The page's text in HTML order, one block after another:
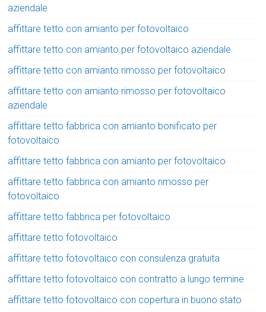
aziendale
affittare tetto con amianto per fotovoltaico
affittare tetto con amianto per fotovoltaico aziendale
affittare tetto con amianto rimosso per fotovoltaico
affittare tetto con amianto rimosso per fotovoltaico
aziendale
affittare tetto fabbrica con amianto bonificato per
fotovoltaico
affittare tetto fabbrica con amianto per fotovoltaico
affittare tetto fabbrica con amianto rimosso per
fotovoltaico
affittare tetto fabbrica per fotovoltaico
affittare tetto fotovoltaico
affittare tetto fotovoltaico con consulenza gratuita
affittare tetto fotovoltaico con contratto a lungo termine
affittare tetto fotovoltaico con copertura in buono stato